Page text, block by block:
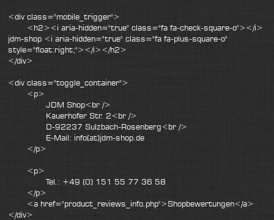
<div class="mobile_trigger">
<h2><i aria-hidden="true" class="fa fa-check-square-o"></i>
jdm-shop <i aria-hidden="true" class="fa fa-plus-square-o"
style="float:right;"></i></h2>
</div>
<div class="toggle_container">
<p>
JDM Shop<br />
Kauerhofer Str. 2<br />
D-92237 Sulzbach-Rosenberg<br />
E-Mail: info(at)jdm-shop.de
</p>
<p>
Tel.: +49 (0) 151 55 77 36 58
</p>
<a href="product_reviews_info.php">Shopbewertungen</a>
</div>